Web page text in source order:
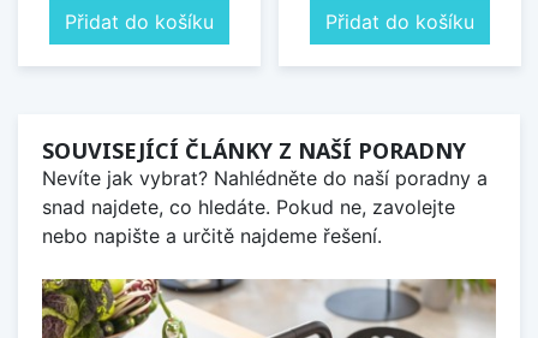
Přidat do košíku Přidat do košíku
SOUVISEJÍCÍ ČLÁNKY Z NAŠÍ PORADNY
Nevíte jak vybrat? Nahlédněte do naší poradny a
snad najdete, co hledáte. Pokud ne, zavolejte
nebo napište a určitě najdeme řešení.